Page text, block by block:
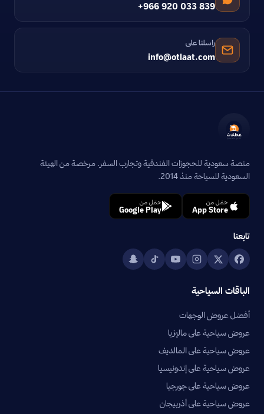
+966 920 033 839
راسلنا على
info@otlaat.com
منصة سعودية للحجوزات الفندقية وتجارب السفر. مرخصة من الهيئة
السعودية للسياحة منذ 2014.
حمّل من
App Store
حمّل من
Google Play
تابعنا
الباقات السياحية
أفضل عروض الوجهات
عروض سياحية على ماليزيا
عروض سياحية على المالديف
عروض سياحية على إندونيسيا
عروض سياحية على جورجيا
عروض سياحية على أذربيجان